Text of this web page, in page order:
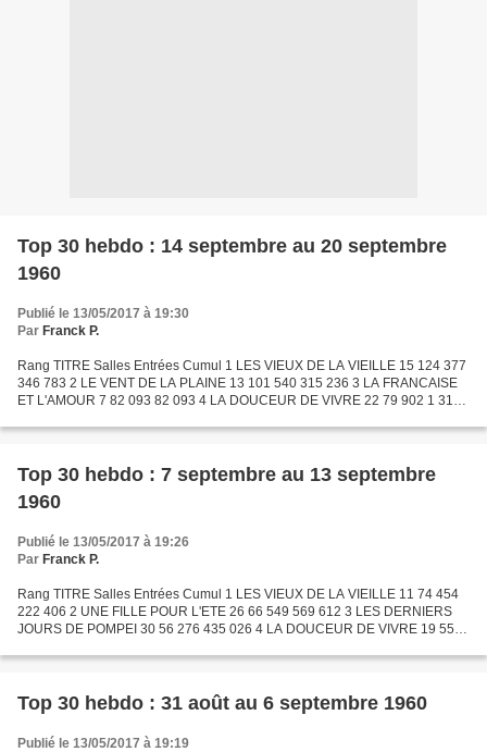
Top 30 hebdo : 14 septembre au 20 septembre
1960
Publié le 13/05/2017 à 19:30
Par Franck P.
Rang TITRE Salles Entrées Cumul 1 LES VIEUX DE LA VIEILLE 15 124 377
346 783 2 LE VENT DE LA PLAINE 13 101 540 315 236 3 LA FRANCAISE
ET L'AMOUR 7 82 093 82 093 4 LA DOUCEUR DE VIVRE 22 79 902 1 319
Top 30 hebdo : 7 septembre au 13 septembre
1960
Publié le 13/05/2017 à 19:26
Par Franck P.
Rang TITRE Salles Entrées Cumul 1 LES VIEUX DE LA VIEILLE 11 74 454
222 406 2 UNE FILLE POUR L'ETE 26 66 549 569 612 3 LES DERNIERS
JOURS DE POMPEI 30 56 276 435 026 4 LA DOUCEUR DE VIVRE 19 55
Top 30 hebdo : 31 août au 6 septembre 1960
Publié le 13/05/2017 à 19:19